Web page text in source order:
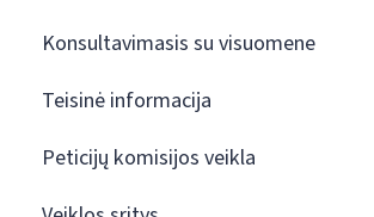
Konsultavimasis su visuomene
Teisinė informacija
Peticijų komisijos veikla